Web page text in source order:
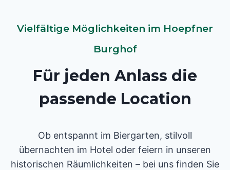
Vielfältige Möglichkeiten im Hoepfner
Burghof
Für jeden Anlass die
passende Location
Ob entspannt im Biergarten, stilvoll
übernachten im Hotel oder feiern in unseren
historischen Räumlichkeiten – bei uns finden Sie